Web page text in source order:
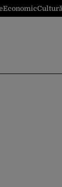
EconomicCultură